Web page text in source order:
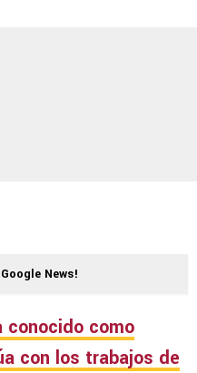
News!
conocido como
con los trabajos de